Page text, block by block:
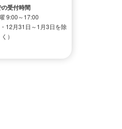
の受付時間
9:00～17:00
12月31日～1月3日を除
く）